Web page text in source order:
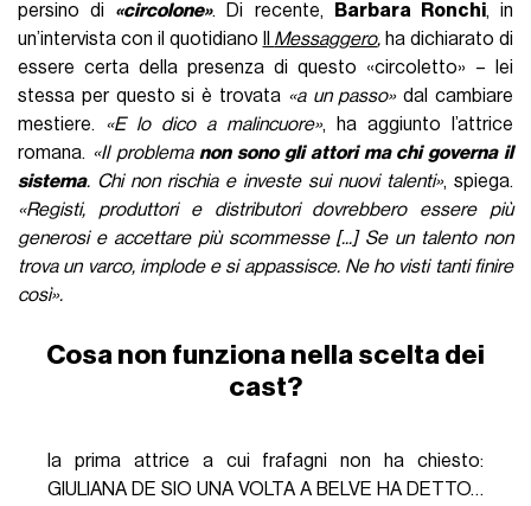
persino di «circolone». Di recente, Barbara Ronchi, in
un’intervista con il quotidiano
Messaggero, ha dichiarato di
essere certa della presenza di questo «circoletto» – lei
stessa per questo si è trovata «a un passo»dal cambiare
mestiere. «E lo dico a malincuore», ha aggiunto l’attrice
romana. «Il problema non sono gli attori ma chi governa il
sistema. Chi non rischia e investe sui nuovi talenti», spiega.
«Registi, produttori e distributori dovrebbero essere più
generosi e accettare più scommesse [...] Se un talento non
trova un varco, implode e si appassisce. Ne ho visti tanti finire
così».
Cosa non funziona nella scelta dei
cast?
la prima attrice a cui frafagni non ha chiesto:
GIULIANA DE SIO UNA VOLTA A BELVE HA DETTO…